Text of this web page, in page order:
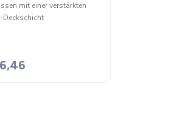
mit einer verstärkten